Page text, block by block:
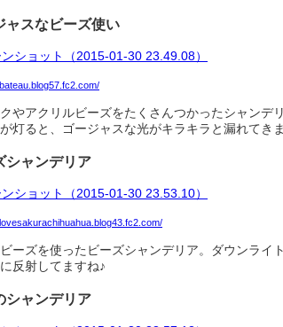
スなビーズ使い
やアクリルビーズをたくさんつかったシャンデ
灯ると、ゴージャスな光がキラキラと漏れてき
ャンデリア
ーズを使ったビーズシャンデリア。ダウンライ
反射してますね♪
ャンデリア